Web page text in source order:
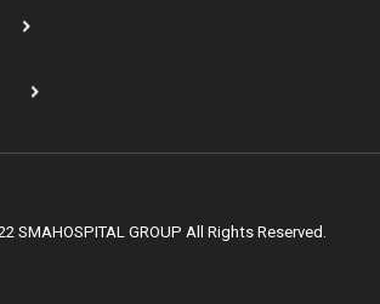
テルル上大岡
SMAHOSPITAL GROUP All Rights Reserved.